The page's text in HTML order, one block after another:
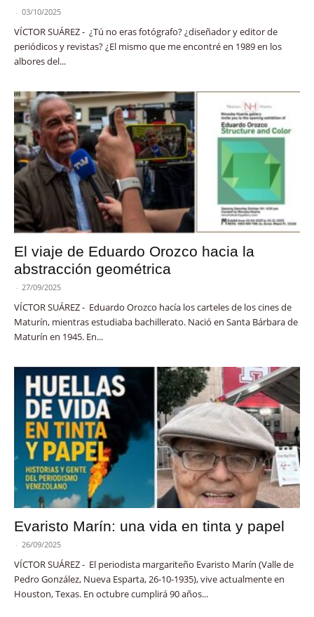
- 03/10/2025
VÍCTOR SUÁREZ - ¿Tú no eras fotógrafo? ¿diseñador y editor de
periódicos y revistas? ¿El mismo que me encontré en 1989 en los
albores del...
El viaje de Eduardo Orozco hacia la
abstracción geométrica
- 27/09/2025
VÍCTOR SUÁREZ - Eduardo Orozco hacía los carteles de los cines de
Maturín, mientras estudiaba bachillerato. Nació en Santa Bárbara de
Maturín en 1945. En...
Evaristo Marín: una vida en tinta y papel
- 26/09/2025
VÍCTOR SUÁREZ - El periodista margariteño Evaristo Marín (Valle de
Pedro González, Nueva Esparta, 26-10-1935), vive actualmente en
Houston, Texas. En octubre cumplirá 90 años...